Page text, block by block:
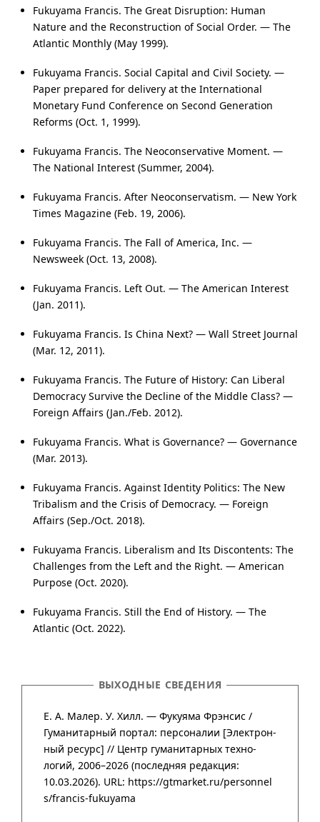
Fukuyama Francis. The Great Disruption: Human
Nature and the Reconstruction of Social Order. — The
Atlantic Monthly (May 1999).
Fukuyama Francis. Social Capital and Civil Society. —
Paper prepared for delivery at the International
Monetary Fund Conference on Second Generation
Reforms (Oct. 1, 1999).
Fukuyama Francis. The Neoconservative Moment. —
The National Interest (Summer, 2004).
Fukuyama Francis. After Neoconservatism. — New York
Times Magazine (Feb. 19, 2006).
Fukuyama Francis. The Fall of America, Inc. —
Newsweek (Oct. 13, 2008).
Fukuyama Francis. Left Out. — The American Interest
(Jan. 2011).
Fukuyama Francis. Is China Next? — Wall Street Journal
(Mar. 12, 2011).
Fukuyama Francis. The Future of History: Can Liberal
Democracy Survive the Decline of the Middle Class? —
Foreign Affairs (Jan./Feb. 2012).
Fukuyama Francis. What is Governance? — Governance
(Mar. 2013).
Fukuyama Francis. Against Identity Politics: The New
Tribalism and the Crisis of Democracy. — Foreign
Affairs (Sep./Oct. 2018).
Fukuyama Francis. Liberalism and Its Discontents: The
Challenges from the Left and the Right. — American
Purpose (Oct. 2020).
Fukuyama Francis. Still the End of History. — The
Atlantic (Oct. 2022).
ВЫХОДНЫЕ СВЕДЕНИЯ
Е. А. Малер. У. Хилл. — Фукуяма Фрэнсис /
Гума­нитар­ный портал: персоналии [Элект­рон­
ный ресурс] // Центр гума­нитар­ных техно­
логий, 2006–2026 (после­дняя редак­ция:
10.03.2026). URL: https://gtmarket.ru/personnel
s/francis-fukuyama